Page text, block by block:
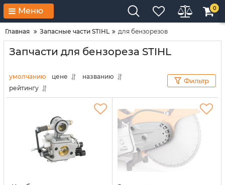
Меню 0
Главная Запасные части STIHL для бензорезов
Запчасти для бензореза STIHL
умолчанию цене
названию
рейтингу
Фильтр